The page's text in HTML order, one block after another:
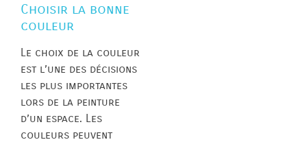
Choisir la bonne
couleur
Le choix de la couleur
est l’une des décisions
les plus importantes
lors de la peinture
d’un espace. Les
couleurs peuvent